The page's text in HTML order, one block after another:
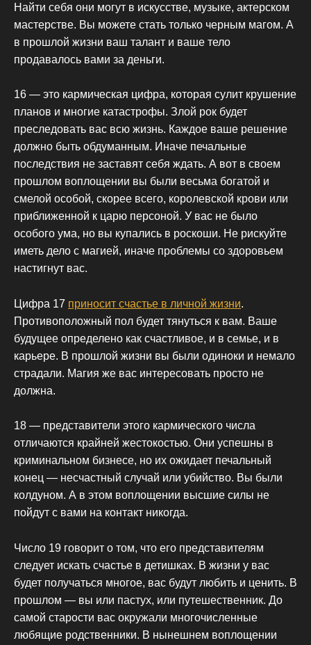
Найти себя они могут в искусстве, музыке, актерском
мастерстве. Вы можете стать только черным магом. А
в прошлой жизни ваш талант и ваше тело
продавалось вами за деньги.
16 — это кармическая цифра, которая сулит крушение
планов и многие катастрофы. Злой рок будет
преследовать вас всю жизнь. Каждое ваше решение
должно быть обдуманным. Иначе печальные
последствия не заставят себя ждать. А вот в своем
прошлом воплощении вы были весьма богатой и
смелой особой, скорее всего, королевской крови или
приближенной к царю персоной. У вас не было
особого ума, но вы купались в роскоши. Не рискуйте
иметь дело с магией, иначе проблемы со здоровьем
настигнут вас.
Цифра 17 приносит счастье в личной жизни.
Противоположный пол будет тянуться к вам. Ваше
будущее определено как счастливое, и в семье, и в
карьере. В прошлой жизни вы были одиноки и немало
страдали. Магия же вас интересовать просто не
должна.
18 — представители этого кармического числа
отличаются крайней жестокостью. Они успешны в
криминальном бизнесе, но их ожидает печальный
конец — несчастный случай или убийство. Вы были
колдуном. А в этом воплощении высшие силы не
пойдут с вами на контакт никогда.
Число 19 говорит о том, что его представителям
следует искать счастье в детишках. В жизни у вас
будет получаться многое, вас будут любить и ценить. В
прошлом — вы или пастух, или путешественник. До
самой старости вас окружали многочисленные
любящие родственники. В нынешнем воплощении